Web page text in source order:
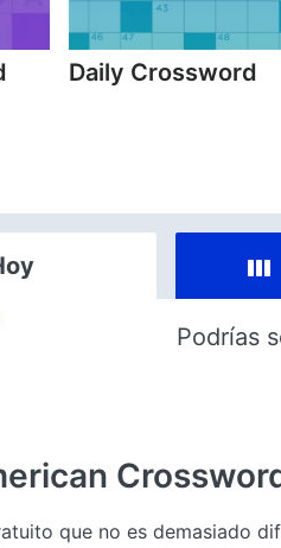
Daily Crossword
Podrías
que no es demasiado